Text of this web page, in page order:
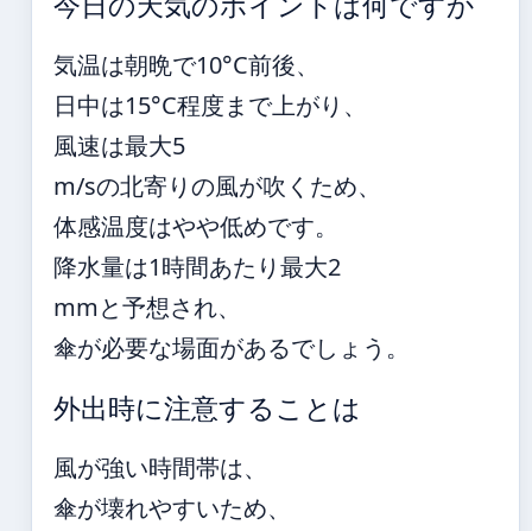
気温は朝晩で10°C前後、
日中は15°C程度まで上がり、
風速は最大5
m/sの北寄りの風が吹くため、
体感温度はやや低めです。
降水量は1時間あたり最大2
mmと予想され、
傘が必要な場面があるでしょう。
外出時に注意することは
風が強い時間帯は、
傘が壊れやすいため、